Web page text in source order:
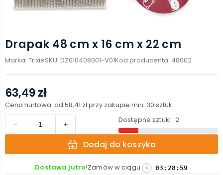
Drapak 48 cm x 16 cm x 22 cm
Marka: TrixieSKU: DZ010408001-V01Kod producenta: 48002
63,49 zł
Cena hurtowa: od 58,41 złprzy zakupie min. 30 sztuk
Dostępne sztuki : 2
Dodaj do koszyka
Dostawa jutro!Zamów w ciągu: 03 : 28 : 58